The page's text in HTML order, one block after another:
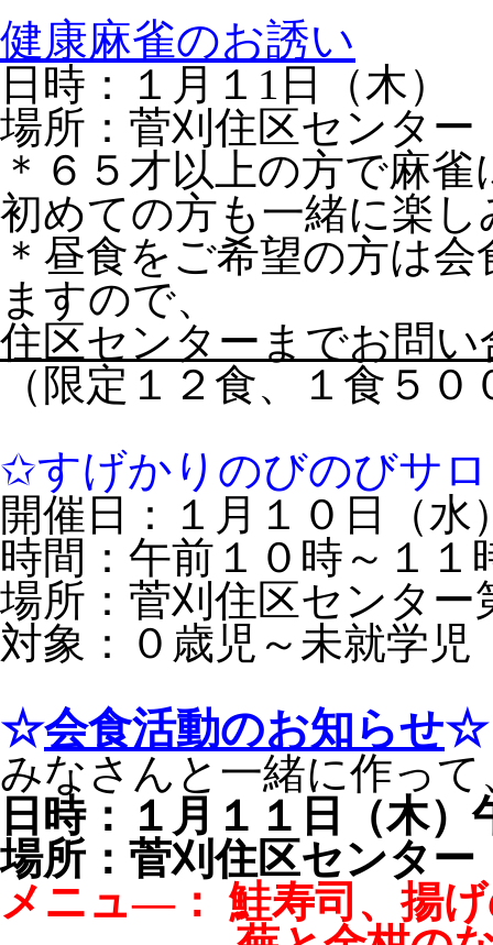
健康麻雀のお誘い
日時：１月１1日（木）
場所：菅刈住区センタ
＊６５才以上の方で麻
初めての方も一緒に楽
＊昼食をご希望の方は
ますので、
住区センターまでお問
（限定１２食、１食５
✩すげかりのびのびサ
開催日：１月１０日（水
時間：午前１０時～１１
場所：菅刈住区センター
対象：０歳児～未就学
☆会食活動のお知らせ☆
みなさんと一緒に作っ
日時：１月１１日（木）
場所：菅刈住区センタ
メニュ―： 鮭寿司、揚